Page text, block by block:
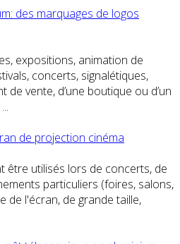
des marquages de logos
expositions, animation de
concerts, signalétiques,
de vente, d’une boutique ou d’un
de projection cinéma
être utilisés lors de concerts, de
particuliers (foires, salons,
de l'écran, de grande taille,